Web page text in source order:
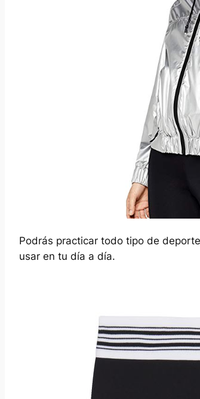
Podrás practicar todo tipo de
usar en tu día a día.